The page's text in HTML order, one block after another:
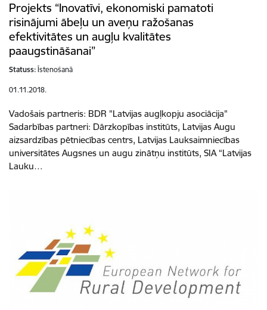
Projekts “Inovatīvi, ekonomiski pamatoti
risinājumi ābeļu un aveņu ražošanas
efektivitātes un augļu kvalitātes
paaugstināšanai”
Statuss: Īstenošanā
01.11.2018.
Vadošais partneris: BDR "Latvijas augļkopju asociācija"
Sadarbības partneri: Dārzkopības institūts, Latvijas Augu
aizsardzības pētniecības centrs, Latvijas Lauksaimniecības
universitātes Augsnes un augu zinātņu institūts, SIA “Latvijas
Lauku…